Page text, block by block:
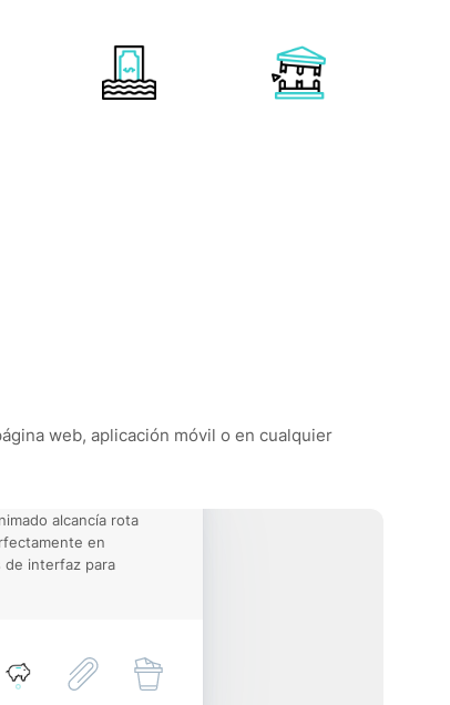
web, aplicación móvil o en cualquier
alcancía rota
en
de interfaz para